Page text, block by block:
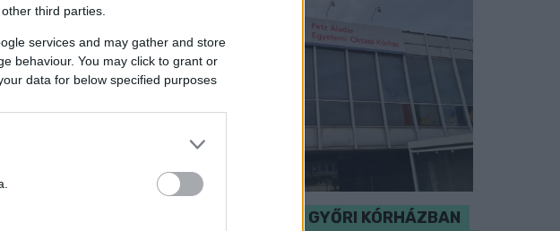
third parties.
services and may gather and store
behaviour. You may click to grant or
data for below specified purposes
KICSERÉLTÉK A GYŐRI KÓRHÁZBAN